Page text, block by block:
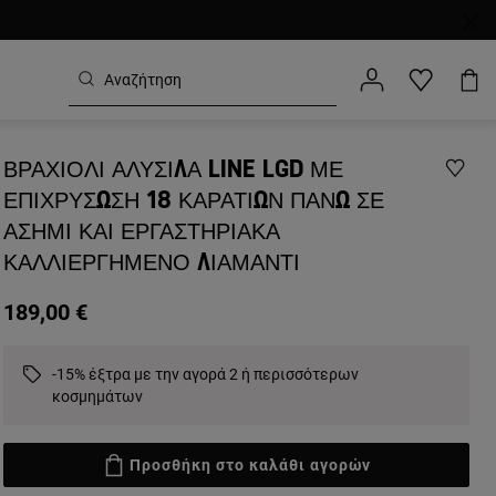
ΒΡΑΧΙΌΛΙ ΑΛΥΣΊΔΑ LINE LGD ΜΕ
ΕΠΙΧΡΎΣΩΣΗ 18 ΚΑΡΑΤΊΩΝ ΠΆΝΩ ΣΕ
ΑΣΉΜΙ ΚΑΙ ΕΡΓΑΣΤΗΡΙΑΚΆ
ΚΑΛΛΙΕΡΓΗΜΈΝΟ ΔΙΑΜΆΝΤΙ
189,00 €
-15% έξτρα με την αγορά 2 ή περισσότερων
κοσμημάτων
Προσθήκη στο καλάθι αγορών